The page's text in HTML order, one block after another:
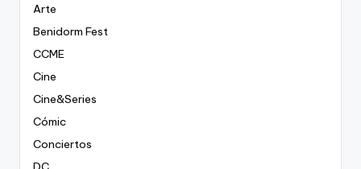
Arte
Benidorm Fest
CCME
Cine
Cine&Series
Cómic
Conciertos